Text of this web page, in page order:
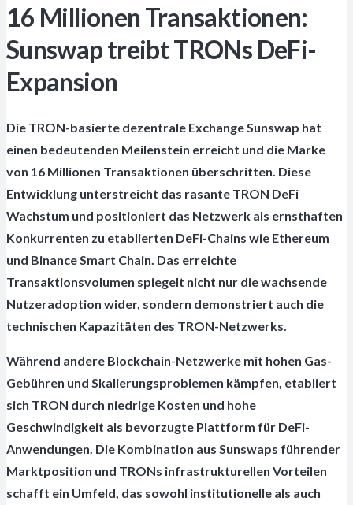
16 Millionen Transaktionen:
Sunswap treibt TRONs DeFi-
Expansion
Die TRON-basierte dezentrale Exchange Sunswap hat
einen bedeutenden Meilenstein erreicht und die Marke
von 16 Millionen Transaktionen überschritten. Diese
Entwicklung unterstreicht das rasante TRON DeFi
Wachstum und positioniert das Netzwerk als ernsthaften
Konkurrenten zu etablierten DeFi-Chains wie Ethereum
und Binance Smart Chain. Das erreichte
Transaktionsvolumen spiegelt nicht nur die wachsende
Nutzeradoption wider, sondern demonstriert auch die
technischen Kapazitäten des TRON-Netzwerks.
Während andere Blockchain-Netzwerke mit hohen Gas-
Gebühren und Skalierungsproblemen kämpfen, etabliert
sich TRON durch niedrige Kosten und hohe
Geschwindigkeit als bevorzugte Plattform für DeFi-
Anwendungen. Die Kombination aus Sunswaps führender
Marktposition und TRONs infrastrukturellen Vorteilen
schafft ein Umfeld, das sowohl institutionelle als auch